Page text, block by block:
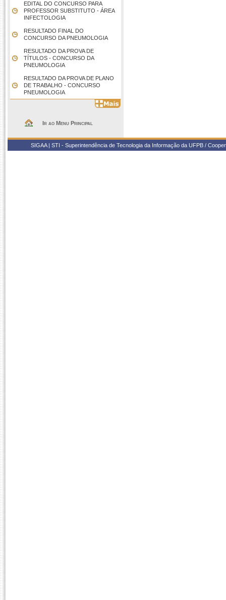
EDITAL DO CONCURSO PARA
PROFESSOR SUBSTITUTO - ÁREA
INFECTOLOGIA
RESULTADO FINAL DO
CONCURSO DA PNEUMOLOGIA
RESULTADO DA PROVA DE
TÍTULOS - CONCURSO DA
PNEUMOLOGIA
RESULTADO DA PROVA DE PLANO
DE TRABALHO - CONCURSO
PNEUMOLOGIA
Ir ao Menu Principal
SIGAA | STI - Superintendência de Tecnologia da Informação da UFPB /